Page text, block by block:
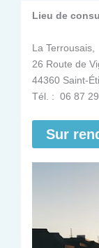
Lieu de
La Terrousais,
26 Route de
44360 Saint-
Tél. : 06 87
Sur